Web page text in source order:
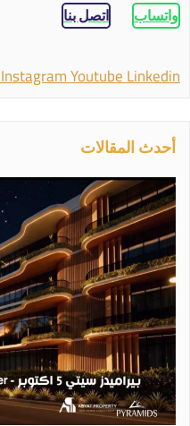
واتساب اتصل بنا
InstagramYoutubeLinkedin
أحدث المقالات